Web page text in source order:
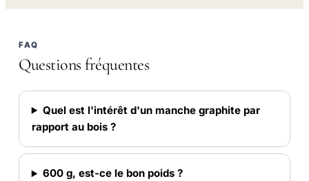
FAQ
Questions fréquentes
Quel est l'intérêt d'un manche graphite par
rapport au bois ?
600 g, est-ce le bon poids ?